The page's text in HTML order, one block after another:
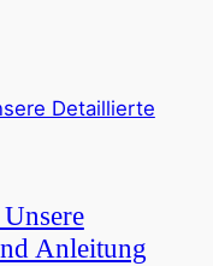
Anleitung